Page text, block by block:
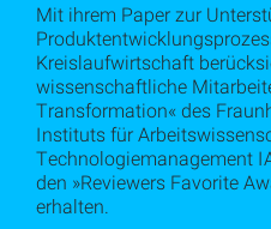
Mit ihrem Paper zur
Kreislaufwirtschaft
wissenschaftliche
Transformation« des
Instituts für
Technologiemanagement
den »Reviewers Favorite
erhalten.